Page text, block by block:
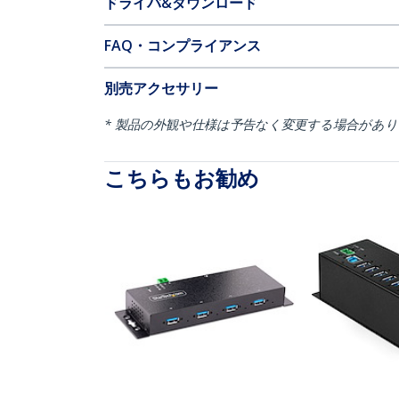
FAQ・コンプライアンス
別売アクセサリー
* 製品の外観や仕様は予告なく変更する場合があ
こちらもお勧め